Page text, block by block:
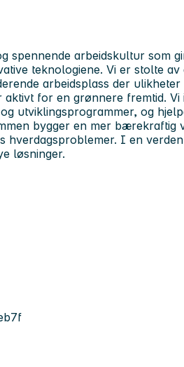
spennende arbeidskultur som
teknologiene. Vi er stolte av
arbeidsplass der ulikheter
for en grønnere fremtid. Vi
utviklingsprogrammer, og
bygger en mer bærekraftig
hverdagsproblemer. I en
løsninger.